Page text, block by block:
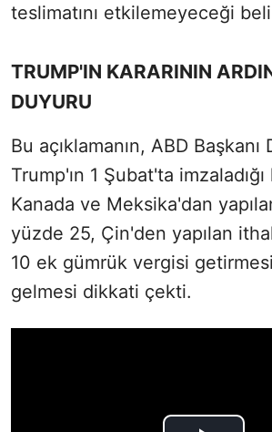
teslimatını etkilemeyeceği
TRUMP'IN KARARININ
DUYURU
Bu açıklamanın, ABD Başkanı
Trump'ın 1 Şubat'ta
Kanada ve Meksika'dan
yüzde 25, Çin'den yapılan
10 ek gümrük vergisi
gelmesi dikkati çekti.